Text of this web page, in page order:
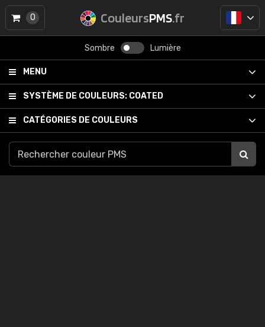
CouleursPMS.fr
Sombre Lumière
MENU
SYSTÈME DE COULEURS: COATED
CATÉGORIES DE COULEURS
0